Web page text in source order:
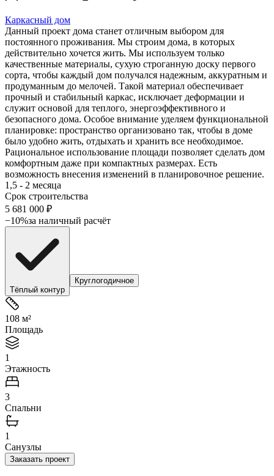
Каркасный дом
Данный проект дома станет отличным выбором для
постоянного проживания. Мы строим дома, в которых
действительно хочется жить. Мы используем только
качественные материалы, сухую строганную доску первого
сорта, чтобы каждый дом получался надежным, аккуратным и
продуманным до мелочей. Такой материал обеспечивает
прочный и стабильный каркас, исключает деформации и
служит основой для теплого, энергоэффективного и
безопасного дома. Особое внимание уделяем функциональной
планировке: пространство организовано так, чтобы в доме
было удобно жить, отдыхать и хранить все необходимое.
Рациональное использование площади позволяет сделать дом
комфортным даже при компактных размерах. Есть
возможность внесения изменений в планировочное решение.
1,5 - 2 месяца
Срок строительства
5 681 000 ₽
−10%за наличный расчёт
Тёплый контур
Круглогодичное
108 м²
Площадь
1
Этажность
3
Спальни
1
Санузлы
Заказать проект